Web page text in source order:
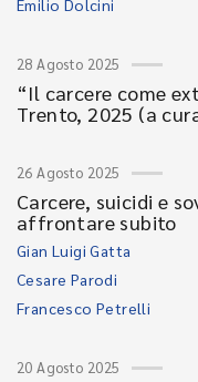
Emilio Dolcini
28 Agosto 2025
“Il carcere come
Trento, 2025 (a
26 Agosto 2025
Carcere, suicidi e
affrontare subito
Gian Luigi Gatta
Cesare Parodi
Francesco Petrelli
20 Agosto 2025